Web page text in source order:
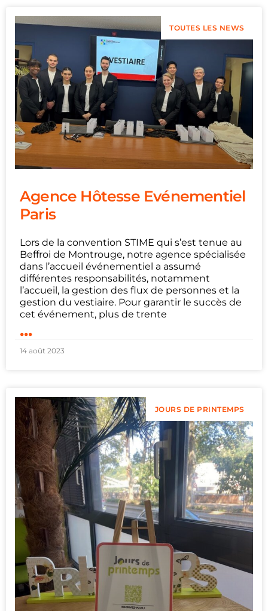
TOUTES LES NEWS
Agence Hôtesse Evénementiel
Paris
Lors de la convention STIME qui s’est tenue au
Beffroi de Montrouge, notre agence spécialisée
dans l’accueil événementiel a assumé
différentes responsabilités, notamment
l’accueil, la gestion des flux de personnes et la
gestion du vestiaire. Pour garantir le succès de
cet événement, plus de trente
...
14 août 2023
JOURS DE PRINTEMPS